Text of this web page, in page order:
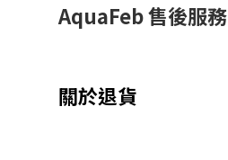
AquaFeb 售後服務
關於退貨